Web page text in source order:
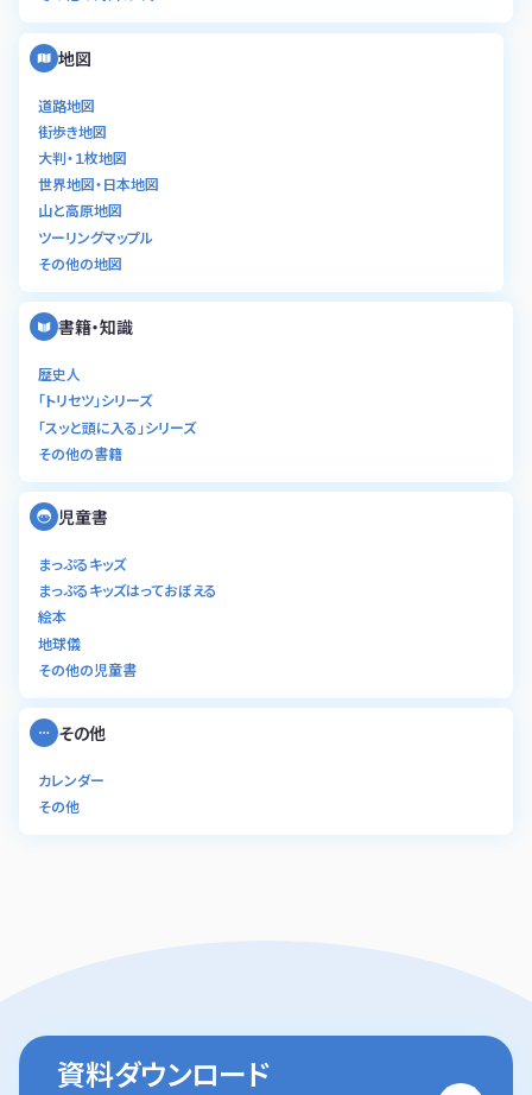
地図
道路地図
街歩き地図
大判・１枚地図
世界地図・日本地図
山と高原地図
ツーリングマップル
その他の地図
書籍・知識
歴史人
「トリセツ」シリーズ
「スッと頭に入る」シリーズ
その他の書籍
児童書
まっぷるキッズ
まっぷるキッズはっておぼえる
絵本
地球儀
その他の児童書
その他
カレンダー
その他
資料ダウンロード